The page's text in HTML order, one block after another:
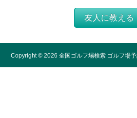
友人に教える
Copyright © 2026 全国ゴルフ場検索 ゴルフ場